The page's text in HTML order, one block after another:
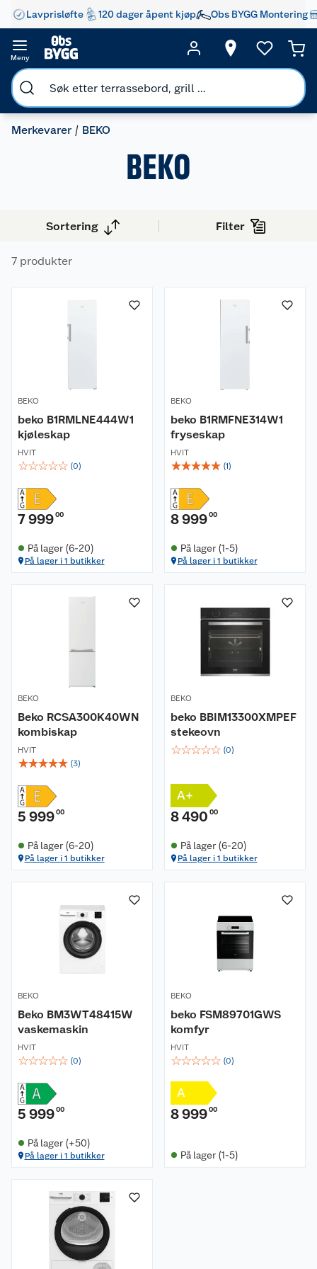
Lavprisløfte 120 dager åpent kjøp Obs BYGG Montering
Meny
Merkevarer BEKO
BEKO
Sortering Filter
7 produkter
BEKO
beko B1RMLNE444W1
kjøleskap
HVIT
☆☆☆☆☆ (0)
7 99900
På lager (6-20)
På lager i 1 butikker
BEKO
beko B1RMFNE314W1
fryseskap
HVIT
☆☆☆☆☆ (1)
8 99900
På lager (1-5)
På lager i 1 butikker
BEKO
Beko RCSA300K40WN
kombiskap
HVIT
☆☆☆☆☆ (3)
5 99900
På lager (6-20)
På lager i 1 butikker
BEKO
beko BBIM13300XMPEF
stekeovn
☆☆☆☆☆ (0)
A+
8 490 00
På lager (6-20)
På lager i 1 butikker
BEKO
Beko BM3WT48415W
vaskemaskin
HVIT
☆☆☆☆☆ (0)
5 99900
På lager (+50)
På lager i 1 butikker
BEKO
beko FSM89701GWS
komfyr
HVIT
☆☆☆☆☆ (0)
A
8 99900
På lager (1-5)
Kundeservice
Om oss
Nyheter
Våre merkevarer